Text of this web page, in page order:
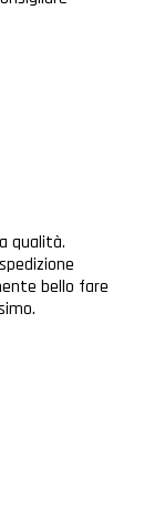
qualità.
bello fare